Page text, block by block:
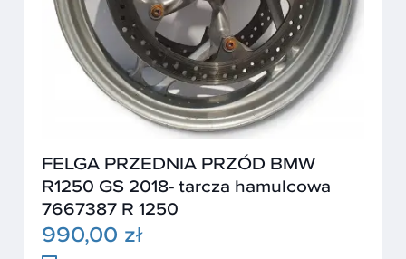
FELGA PRZEDNIA PRZÓD BMW
R1250 GS 2018- tarcza hamulcowa
7667387 R 1250
990,00 zł